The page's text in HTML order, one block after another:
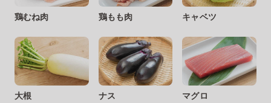
鶏むね肉 鶏もも肉 キャベツ
大根 ナス マグロ